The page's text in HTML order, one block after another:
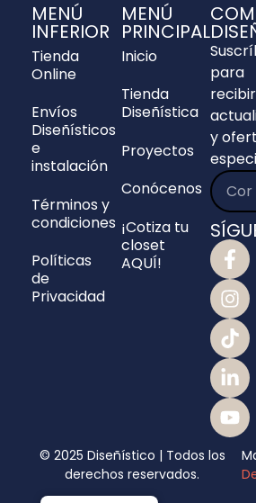
MENÚ
INFERIOR
Tienda
Online
Envíos
Diseñísticos
e
instalación
Términos y
condiciones
Políticas
de
Privacidad
MENÚ
PRINCIPAL
Inicio
Tienda
Diseñística
Proyectos
Conócenos
¡Cotiza tu
closet
AQUÍ!
para
recibir
y
© 2025 Diseñístico | Todos los
derechos reservados.